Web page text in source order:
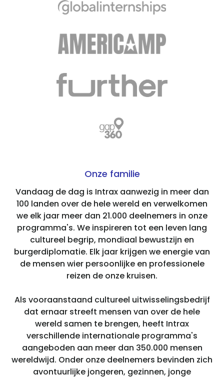
Onze familie
Vandaag de dag is Intrax aanwezig in meer dan
100 landen over de hele wereld en verwelkomen
we elk jaar meer dan 21.000 deelnemers in onze
programma's. We inspireren tot een leven lang
cultureel begrip, mondiaal bewustzijn en
burgerdiplomatie. Elk jaar krijgen we energie van
de mensen wier persoonlijke en professionele
reizen de onze kruisen.
Als vooraanstaand cultureel uitwisselingsbedrijf
dat ernaar streeft mensen van over de hele
wereld samen te brengen, heeft Intrax
verschillende internationale programma's
aangeboden aan meer dan 350.000 mensen
wereldwijd. Onder onze deelnemers bevinden zich
avontuurlijke jongeren, gezinnen, jonge